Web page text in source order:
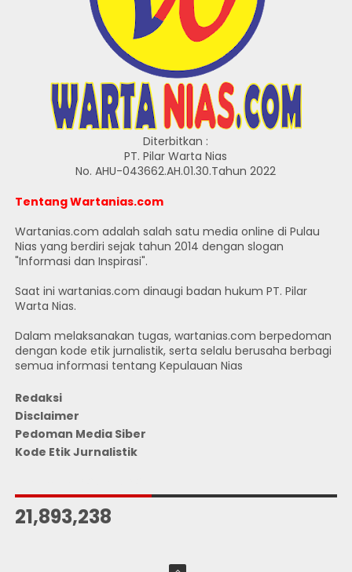
Diterbitkan :
PT. Pilar Warta Nias
No. AHU-043662.AH.01.30.Tahun 2022
Tentang Wartanias.com
Wartanias.com adalah salah satu media online di Pulau
Nias yang berdiri sejak tahun 2014 dengan slogan
"Informasi dan Inspirasi".
Saat ini wartanias.com dinaugi badan hukum PT. Pilar
Warta Nias.
Dalam melaksanakan tugas, wartanias.com berpedoman
dengan kode etik jurnalistik, serta selalu berusaha berbagi
semua informasi tentang Kepulauan Nias
Redaksi
Disclaimer
Pedoman Media Siber
Kode Etik Jurnalistik
21,893,238